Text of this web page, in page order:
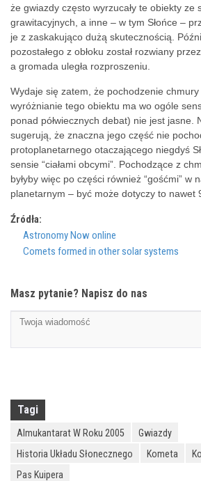
że gwiazdy często wyrzucały te obiekty ze
grawitacyjnych, a inne – w tym Słońce –
je z zaskakująco dużą skutecznością.
pozostałego z obłoku został rozwiany
a gromada uległa rozproszeniu.
Wydaje się zatem, że pochodzenie
wyróżnianie tego obiektu ma wo ogóle
ponad półwiecznych debat) nie jest jasne.
sugerują, że znaczna jego część nie
protoplanetarnego otaczającego niegdyś
sensie “ciałami obcymi”. Pochodzące z
byłyby więc po części również “gośćmi” w
planetarnym – być może dotyczy to nawet
Źródła:
Astronomy Now online
Comets formed in other solar systems
Masz pytanie? Napisz do nas
Tagi
Almukantarat W Roku 2005
Gwiazdy
Historia Układu Słonecznego
Kometa
Pas Kuipera